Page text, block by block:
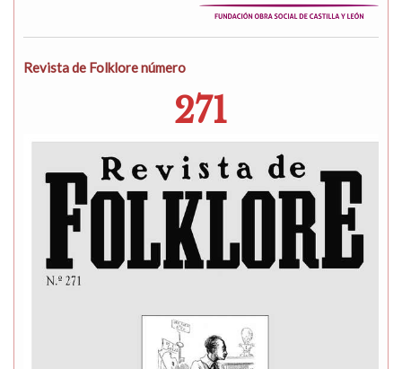
Revista de Folklore número
271